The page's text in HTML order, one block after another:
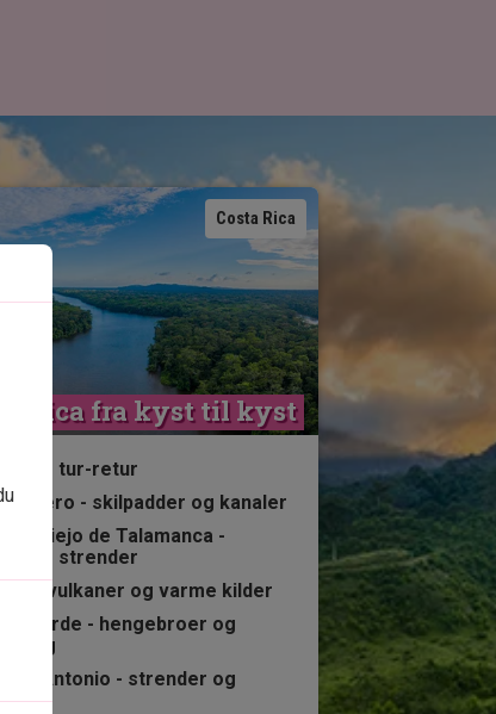
Costa Rica
kart
Rica fra kyst til kyst
tur-retur
- skilpadder og kanaler
Viejo de Talamanca -
strender
- vulkaner og varme kilder
- hengebroer og
Antonio - strender og